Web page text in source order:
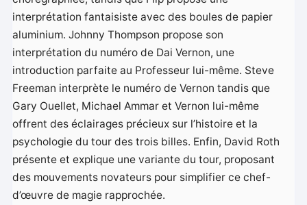
interprétation fantaisiste avec des boules de papier
aluminium. Johnny Thompson propose son
interprétation du numéro de Dai Vernon, une
introduction parfaite au Professeur lui-même. Steve
Freeman interprète le numéro de Vernon tandis que
Gary Ouellet, Michael Ammar et Vernon lui-même
offrent des éclairages précieux sur l’histoire et la
psychologie du tour des trois billes. Enfin, David Roth
présente et explique une variante du tour, proposant
des mouvements novateurs pour simplifier ce chef-
d’œuvre de magie rapprochée.